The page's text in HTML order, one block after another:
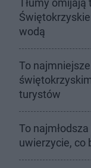
Tłumy
wodą
To
turystów
To
uwierzycie, co